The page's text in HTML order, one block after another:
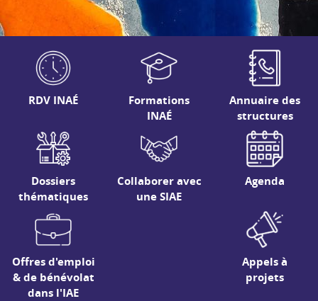
RDV INAÉ
Formations
INAÉ
Annuaire des
structures
Dossiers
thématiques
Collaborer avec
une SIAE
Agenda
Offres d'emploi
& de bénévolat
dans l'IAE
Appels à
projets